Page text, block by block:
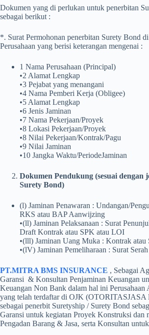
Dokumen yang di perlukan untuk penerbitan
sebagai berikut :
*. Surat Permohonan penerbitan Surety Bond
Perusahaan yang berisi keterangan mengenai :
1 Nama Perusahaan (Principal)
•2 Alamat Lengkap
•3 Pejabat yang menangani
•4 Nama Pemberi Kerja (Obligee)
•5 Alamat Lengkap
•6 Jenis Jaminan
•7 Nama Pekerjaan/Proyek
•8 Lokasi Pekerjaan/Proyek
•8 Nilai Pekerjaan/Kontrak/Pagu
•9 Nilai Jaminan
•10 Jangka Waktu/PeriodeJaminan
Dokumen Pendukung (sesuai dengan
Surety Bond)
(l) Jaminan Penawaran : Undangan/
RKS atau BAP Aanwijzing
•(ll) Jaminan Pelaksanaan : Surat
Draft Kontrak atau SPK atau LOI
•(lll) Jaminan Uang Muka : Kontrak
•(lV) Jaminan Pemeliharaan : Surat
PT.MITRA BMS INSURANCE , Sebagai
Garansi & Konsultan Penjaminan Keuangan
Keuangan Non Bank dalam hal ini Perusahaan
yang telah terdaftar di OJK (OTORITASJASA
sebagai penerbit Suretyship / Surety Bond
Garansi untuk kegiatan Proyek Konstruksi dan
Pengadan Barang & Jasa, serta Konsultan